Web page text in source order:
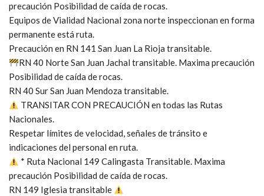
precaución Posibilidad de caída de rocas.
Equipos de Vialidad Nacional zona norte inspeccionan en forma
permanente está ruta.
Precaución en RN 141 San Juan La Rioja transitable.
RN 40 Norte San Juan Jachal transitable. Maxima precaución
Posibilidad de caída de rocas.
RN 40 Sur San Juan Mendoza transitable.
TRANSITAR CON PRECAUCIÓN en todas las Rutas
Nacionales.
Respetar límites de velocidad, señales de tránsito e
indicaciones del personal en ruta.
* Ruta Nacional 149 Calingasta Transitable. Maxima
precaución Posibilidad de caída de rocas.
RN 149 Iglesia transitable